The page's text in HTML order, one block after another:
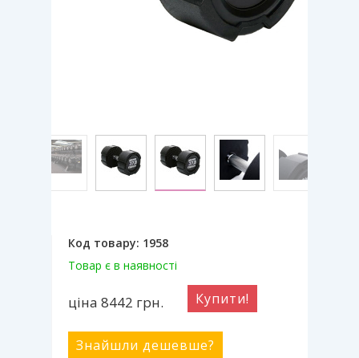
Код товару: 1958
Товар є в наявності
ціна 8442 грн. Купити!
Знайшли дешевше?